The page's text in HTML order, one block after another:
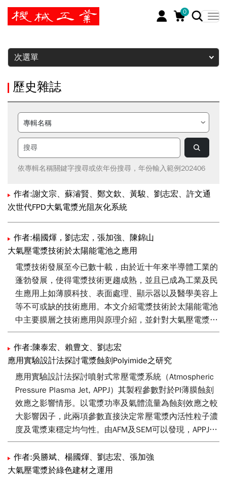
0
暫停
次選單
歷史雜誌
依專輯名稱關鍵字搜尋或依年份搜尋，年份輸入範例202406
作者:謝文宗、蘇濬賢、鄭文欽、黃駿、劉志宏、許文通
次世代FPD大氣電漿光阻灰化系統
作者:楊國煇，劉志宏，張加強、陳錦山
大氣壓電漿技術於太陽能電池之應用
電漿技術發展至今已數十載，由於近十年來半導體工業的
蓬勃發展，使得電漿技術更趨成熟，並且已成為工業及民
生應用上如薄膜科技、表面處理、顯示器以及醫學美容上
等不可或缺的技術應用。本文介紹電漿技術於太陽能電池
中主要膜層之技術應用與原理介紹，並針對大氣壓電漿於
化學氣相沉積以及高真空之物理氣相沉積機制之優劣說
明。大氣壓電漿於太陽能電池應用的部份，分別介紹矽基
太陽能電池之表面粗化、抗反射膜以及透明導電膜之製備
與應用。最後，亦概要說明大氣壓電漿表面改質技術之議
題與未來展望。
作者:陳泰宏、賴豊文、劉志宏
應用實驗設計法探討電漿蝕刻Polyimide之研究
應用實驗設計法探討噴射式常壓電漿系統（Atmospheric
Pressure Plasma Jet, APPJ）其製程參數對於PI薄膜蝕刻
效應之影響情形。以電漿功率及氣體流量為蝕刻效應之較
大影響因子，此兩項參數直接決定常壓電漿內活性粒子濃
度及電漿束穩定均勻性。由AFM及SEM可以發現，APPJ獨
特進氣設計使其電漿束能量集中處理後，其表面形態產生
微粗糙化；APPJ亦使表面極性鍵結增加進而親水特性增
加。APPJ即利用電漿產生之活性粒子破壞薄膜表面之有機
作者:吳勝斌、楊國煇、劉志宏、張加強
大氣壓電漿於綠色建材之運用